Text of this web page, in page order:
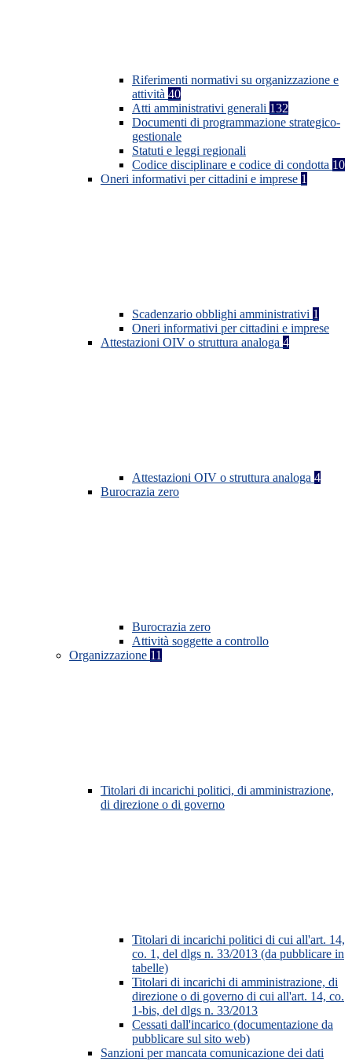
Riferimenti normativi su organizzazione e
attività 40
Atti amministrativi generali 132
Documenti di programmazione strategico-
gestionale
Statuti e leggi regionali
Codice disciplinare e codice di condotta 10
Oneri informativi per cittadini e imprese 1
Scadenzario obblighi amministrativi 1
Oneri informativi per cittadini e imprese
Attestazioni OIV o struttura analoga 4
Attestazioni OIV o struttura analoga 4
Burocrazia zero
Burocrazia zero
Attività soggette a controllo
Organizzazione 11
Titolari di incarichi politici, di amministrazione,
di direzione o di governo
Titolari di incarichi politici di cui all'art. 14,
co. 1, del dlgs n. 33/2013 (da pubblicare in
tabelle)
Titolari di incarichi di amministrazione, di
direzione o di governo di cui all'art. 14, co.
1-bis, del dlgs n. 33/2013
Cessati dall'incarico (documentazione da
pubblicare sul sito web)
Sanzioni per mancata comunicazione dei dati